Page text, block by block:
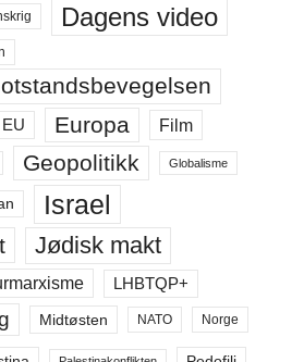
Dagens video
EU Europa Film
Geopolitikk Globalisme
Israel
Jødisk makt
LHBTQP+
Midtøsten NATO Norge